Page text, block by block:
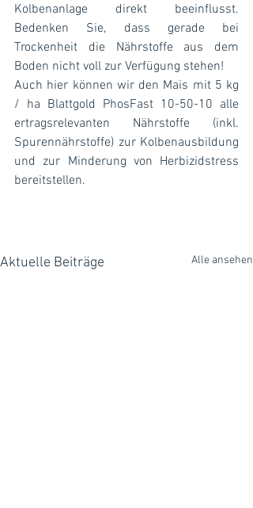
Kolbenanlage direkt beeinflusst.
Bedenken Sie, dass gerade bei
Trockenheit die Nährstoffe aus dem
Boden nicht voll zur Verfügung stehen!
Auch hier können wir den Mais mit 5 kg
/ ha Blattgold PhosFast 10-50-10 alle
ertragsrelevanten Nährstoffe (inkl.
Spurennährstoffe) zur Kolbenausbildung
und zur Minderung von Herbizidstress
bereitstellen.
Aktuelle Beiträge Alle ansehen